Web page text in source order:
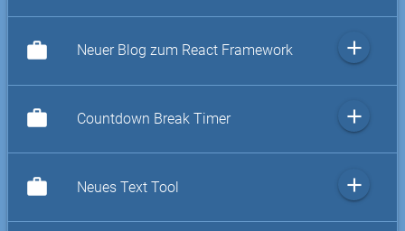
work Neuer Blog zum React Framework add
work Countdown Break Timer add
work Neues Text Tool add